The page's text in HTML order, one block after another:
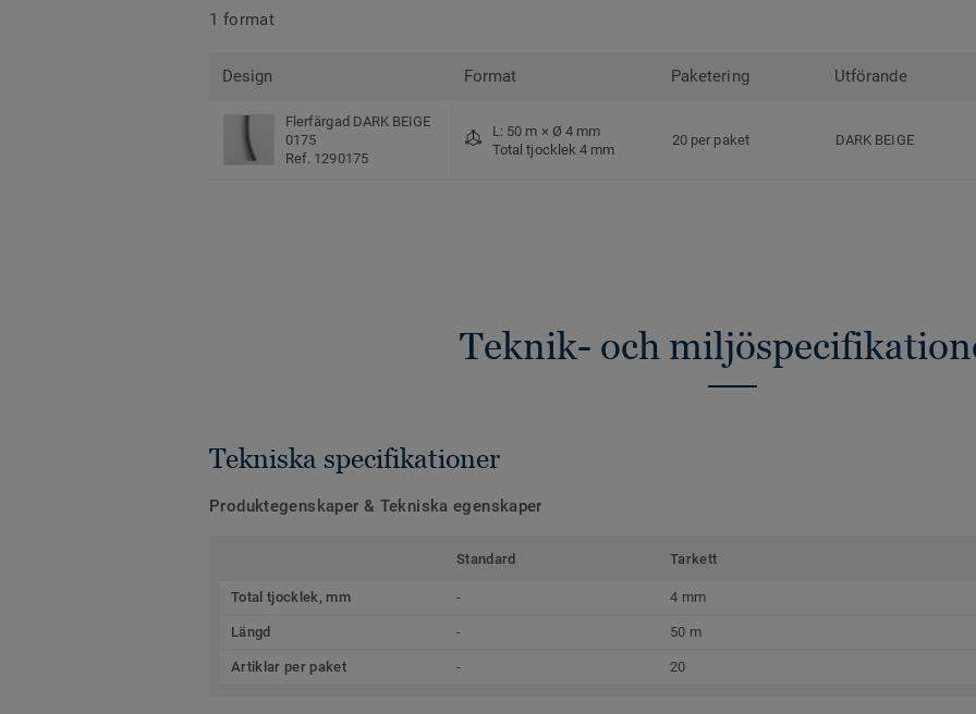
1 format
Design Format Paketering Utförande
Flerfärgad DARK BEIGE
0175
Ref. 1290175
L: 50 m × Ø 4 mm
Total tjocklek 4 mm
20 per paket DARK BEIGE
Teknik- och
Tekniska specifikationer
Produktegenskaper & Tekniska egenskaper
Standard Tarkett
Total tjocklek, mm - 4 mm
Längd - 50 m
Artiklar per paket - 20